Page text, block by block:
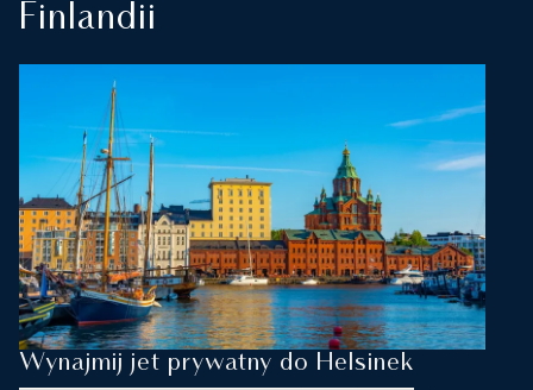
Finlandii
Wynajmij jet prywatny do Helsinek